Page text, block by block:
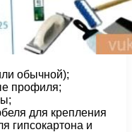
обычной);
профиля;
для крепления
гипсокартона и